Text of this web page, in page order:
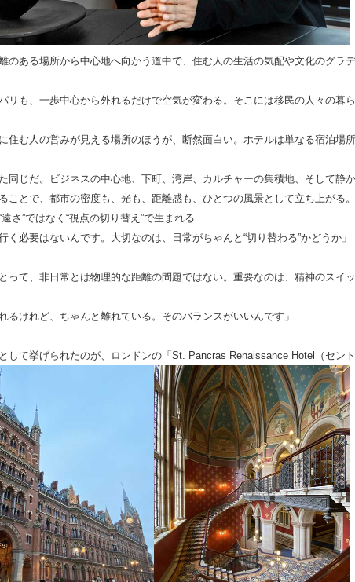
離のある場所から中心地へ向かう道中で、住む人の生活の気配や文化のグ
リも、一歩中心から外れるだけで空気が変わる。そこには移民の人々の
に住む人の営みが見える場所のほうが、断然面白い。ホテルは単なる宿泊場
同じだ。ビジネスの中心地、下町、湾岸、カルチャーの集積地、そして
ことで、都市の密度も、光も、距離感も、ひとつの風景として立ち上がる。
さ”ではなく“視点の切り替え”で生まれる
く必要はないんです。大切なのは、日常がちゃんと“切り替わる”かどうか」
って、非日常とは物理的な距離の問題ではない。重要なのは、精神のスイ
れるけれど、ちゃんと離れている。そのバランスがいいんです」
して挙げられたのが、ロンドンの「St. Pancras Renaissance Hotel（セン